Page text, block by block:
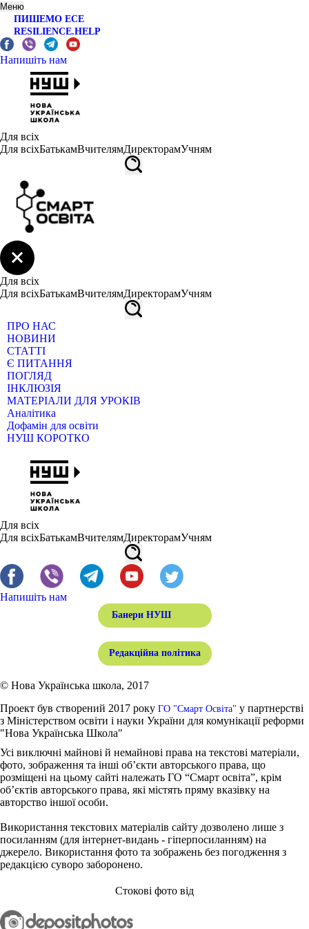
Меню
ПИШЕМО ЕСЕ
RESILIENCE.HELP
Напишіть нам
Для всіх
Для всіхБатькамВчителямДиректорамУчням
Для всіх
Для всіхБатькамВчителямДиректорамУчням
ПРО НАС
НОВИНИ
СТАТТІ
Є ПИТАННЯ
ПОГЛЯД
ІНКЛЮЗІЯ
МАТЕРІАЛИ ДЛЯ УРОКІВ
Аналітика
Дофамін для освіти
НУШ КОРОТКО
Для всіх
Для всіхБатькамВчителямДиректорамУчням
Напишіть нам
Банери НУШ
Редакційна політика
© Нова Українська школа, 2017
Проект був створений 2017 року ГО "Смарт Освіта" у партнерстві
з Міністерством освіти і науки України для комунікації реформи
"Нова Українська Школа"
Усі виключні майнові й немайнові права на текстові матеріали,
фото, зображення та інші об’єкти авторського права, що
розміщені на цьому сайті належать ГО “Смарт освіта”, крім
об’єктів авторського права, які містять пряму вказівку на
авторство іншої особи.
Використання текстових матеріалів сайту дозволено лише з
посиланням (для інтернет-видань - гіперпосиланням) на
джерело. Використання фото та зображень без погодження з
редакцією суворо заборонено.
Стокові фото від